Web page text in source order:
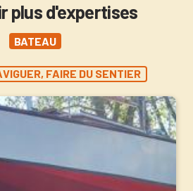
plus d'expertises
BATEAU
FAIRE DU SENTIER